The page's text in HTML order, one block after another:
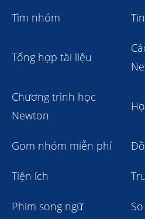
Tìm nhóm
Tổng hợp tài liệu
Chương trình học
Newton
Gom nhóm miễn phí
Tiện ích
Phim song ngữ